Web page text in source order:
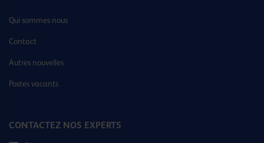
Qui sommes nous
Contact
Autres nouvelles
Postes vacants
CONTACTEZ NOS EXPERTS